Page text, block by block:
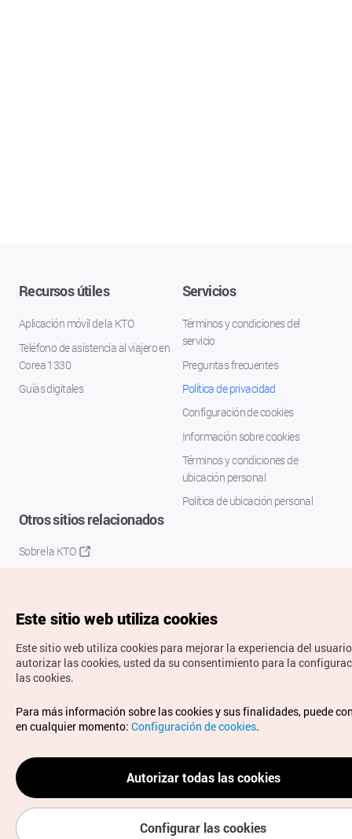
Recursos útiles
Aplicación móvil de la KTO
Teléfono de asistencia al viajero en
Corea 1330
Guías digitales
Servicios
Términos y condiciones del
servicio
Preguntas frecuentes
Política de privacidad
Configuración de cookies
Información sobre cookies
Términos y condiciones de
ubicación personal
Política de ubicación personal
Otros sitios relacionados
Sobre la KTO
Copyrights © Organización de Turismo de Corea. Todos los
derechos reservados.
Para informes de errores y cuestiones relacionadas con el
sitio web, dirija sus consultas al correoelectrónico oficial:
spanish@knto.or.kr
Este sitio web utiliza cookies
Este sitio web utiliza cookies para mejorar la experiencia del
autorizar las cookies, usted da su consentimiento para la
las cookies.
Para más información sobre las cookies y sus finalidades, puede
en cualquier momento: Configuración de cookies.
Autorizar todas las cookies
Configurar las cookies